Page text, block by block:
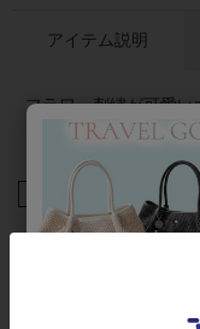
アイテム説明
フラワー刺繍が可愛
しっかり高さがあり